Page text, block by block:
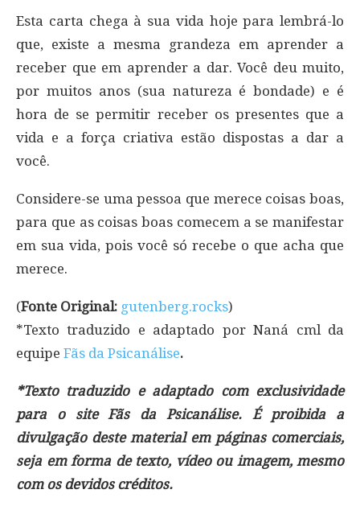
Esta carta chega à sua vida hoje para lembrá-lo
que, existe a mesma grandeza em aprender a
receber que em aprender a dar. Você deu muito,
por muitos anos (sua natureza é bondade) e é
hora de se permitir receber os presentes que a
vida e a força criativa estão dispostas a dar a
você.
Considere-se uma pessoa que merece coisas boas,
para que as coisas boas comecem a se manifestar
em sua vida, pois você só recebe o que acha que
merece.
(Fonte Original: gutenberg.rocks)
*Texto traduzido e adaptado por Naná cml da
equipe Fãs da Psicanálise.
*Texto traduzido e adaptado com exclusividade
para o site Fãs da Psicanálise. É proibida a
divulgação deste material em páginas comerciais,
seja em forma de texto, vídeo ou imagem, mesmo
com os devidos créditos.